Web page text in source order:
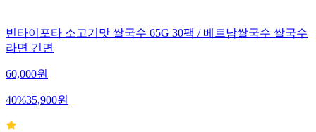
빈타이포타 소고기맛 쌀국수 65G 30팩 / 베트남쌀국수 쌀국수
라면 건면
60,000원
40%35,900원